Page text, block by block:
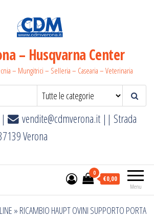
– Husqvarna Center
– Mungitrici – Selleria – Casearia – Veterinaria
vendite@cdmverona.it || Strada
Verona
Menu
0
€0,00
» RICAMBIO HAUPT OVINI SUPPORTO PORTA